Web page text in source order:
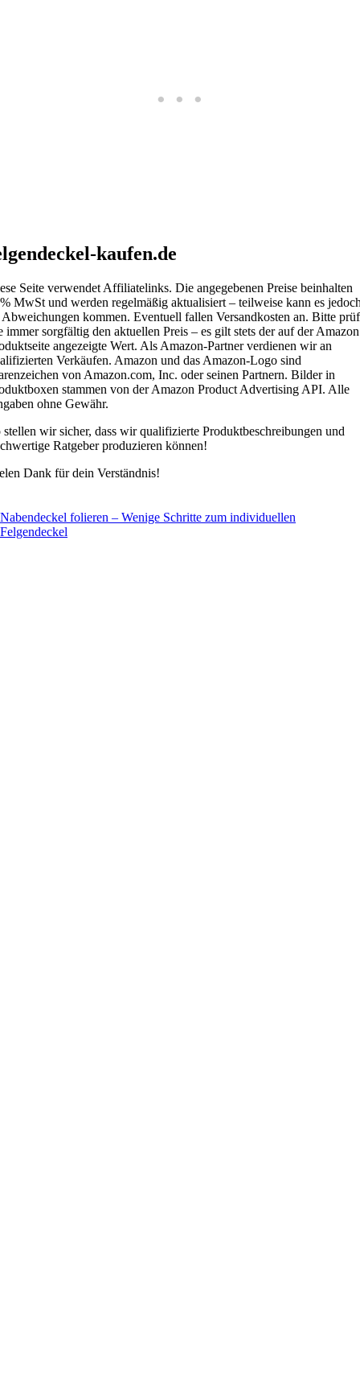
Autowaschhandschuh Vergleich – Felgenhandschuhe im
Test Video
Felgen & Felgendeckel sind verkratzt – Zahlt die Vollkasko
Versicherung?
Reifen selber gestalten, Top oder Flop? Wir geben Ihnen
Tipps!
Reifen auf Felge ziehen | DIY Kosten vs. Preis in Werkstatt
Radkappen lackieren Anleitung (3 Schritte zum
individuellen Radblenden Lack)
Radkappen 17 Zoll – Original Radzierblenden in Schwarz,
Chrom, Rot, Blau, Silber uvm.
Radkappen 13 Zoll – Radzierblenden in Schwarz, Chrom
uvm.
Nabendeckel in Rot (Die besten Felgendeckel &
Nabenkappen)
Kia Radkappen im Vergleich (Radzierblenden für Picanto,
Ceed & Co.)
Nabendeckel folieren – Wenige Schritte zum individuellen
Felgendeckel
kaufen.de
Seite verwendet Affiliatelinks. Die angegebenen Preise beinhalten
MwSt und werden regelmäßig aktualisiert – teilweise kann es
Abweichungen kommen. Eventuell fallen Versandkosten an. Bitte
immer sorgfältig den aktuellen Preis – es gilt stets der auf der Amazon
angezeigte Wert. Als Amazon-Partner verdienen wir an
Verkäufen. Amazon und das Amazon-Logo sind
von Amazon.com, Inc. oder seinen Partnern. Bilder in
stammen von der Amazon Product Advertising API. Alle
ohne Gewähr.
stellen wir sicher, dass wir qualifizierte Produktbeschreibungen und
Ratgeber produzieren können!
Dank für dein Verständnis!
© 2022 felgendeckel-kaufen.de |Impressum|Datenschutz